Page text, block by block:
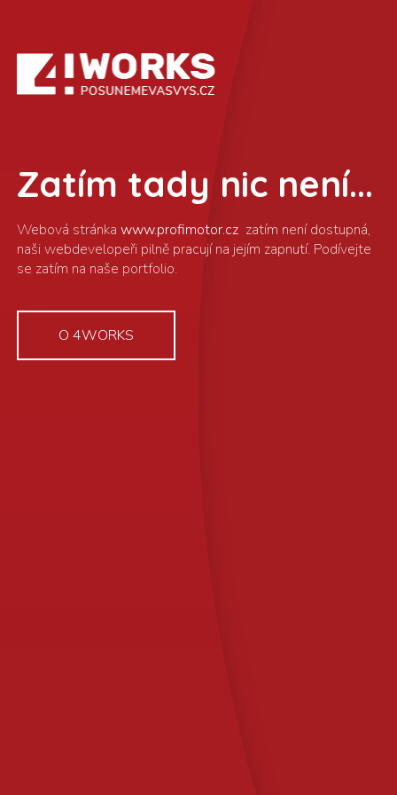
Zatím tady nic není...
www.profimotor.cz
O 4WORKS